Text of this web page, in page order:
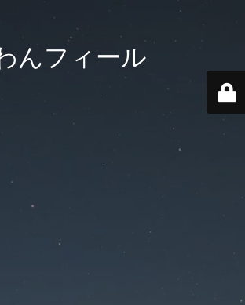
んフィール